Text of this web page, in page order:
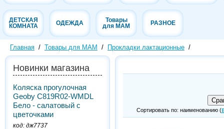
ДЕТСКАЯ
КОМНАТА
ОДЕЖДА
Товары
для МАМ
РАЗНОЕ
Главная / Товары для МАМ / Прокладки лактационные /
Новинки магазина
Коляска прогулочная
Geoby C819R02-WMDL
Бело - салатовый с
цветочками
код: дж7737
Сортировать по: наименованию (